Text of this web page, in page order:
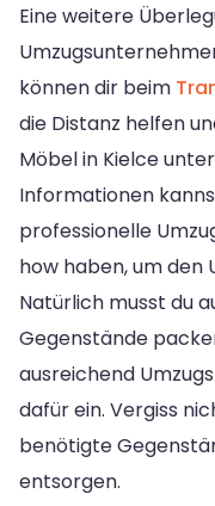
Eine weitere
können dir beim
die Distanz helfen
Möbel in Kielce
Informationen
professionelle
how haben, um den
Natürlich musst du
Gegenstände
ausreichend
dafür ein. Vergiss
benötigte
entsorgen.